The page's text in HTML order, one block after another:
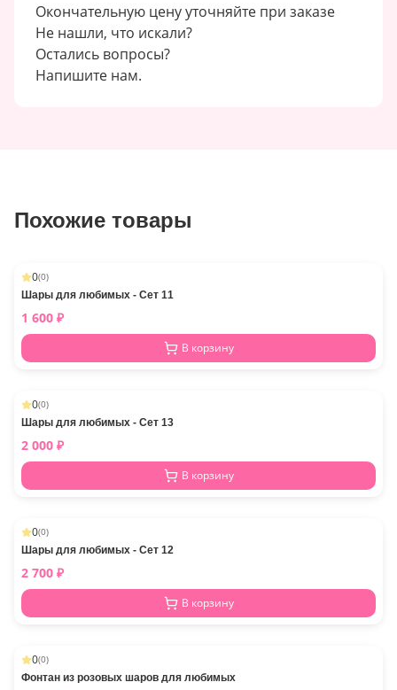
Окончательную цену уточняйте при заказе
Не нашли, что искали?
Остались вопросы?
Напишите нам.
Похожие товары
0(0)
Шары для любимых - Сет 11
1 600 ₽
В корзину
0(0)
Шары для любимых - Сет 13
2 000 ₽
В корзину
0(0)
Шары для любимых - Сет 12
2 700 ₽
В корзину
0(0)
Фонтан из розовых шаров для любимых